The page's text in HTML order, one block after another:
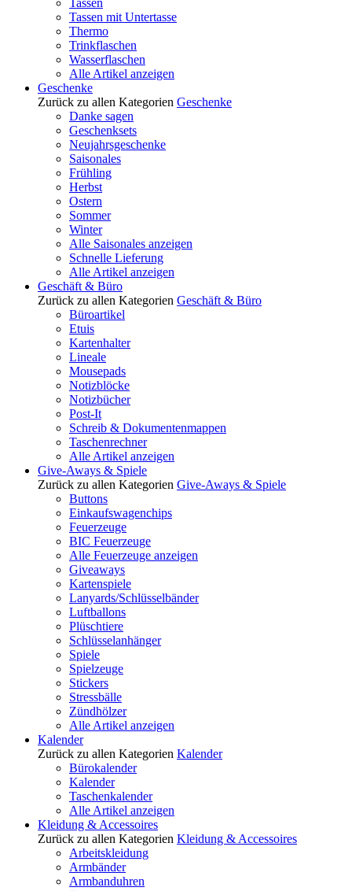
Tassen
Tassen mit Untertasse
Thermo
Trinkflaschen
Wasserflaschen
Alle Artikel anzeigen
Geschenke
Zurück zu allen Kategorien Geschenke
Danke sagen
Geschenksets
Neujahrsgeschenke
Saisonales
Frühling
Herbst
Ostern
Sommer
Winter
Alle Saisonales anzeigen
Schnelle Lieferung
Alle Artikel anzeigen
Geschäft & Büro
Zurück zu allen Kategorien Geschäft & Büro
Büroartikel
Etuis
Kartenhalter
Lineale
Mousepads
Notizblöcke
Notizbücher
Post-It
Schreib & Dokumentenmappen
Taschenrechner
Alle Artikel anzeigen
Give-Aways & Spiele
Zurück zu allen Kategorien Give-Aways & Spiele
Buttons
Einkaufswagenchips
Feuerzeuge
BIC Feuerzeuge
Alle Feuerzeuge anzeigen
Giveaways
Kartenspiele
Lanyards/Schlüsselbänder
Luftballons
Plüschtiere
Schlüsselanhänger
Spiele
Spielzeuge
Stickers
Stressbälle
Zündhölzer
Alle Artikel anzeigen
Kalender
Zurück zu allen Kategorien Kalender
Bürokalender
Kalender
Taschenkalender
Alle Artikel anzeigen
Kleidung & Accessoires
Zurück zu allen Kategorien Kleidung & Accessoires
Arbeitskleidung
Armbänder
Armbanduhren